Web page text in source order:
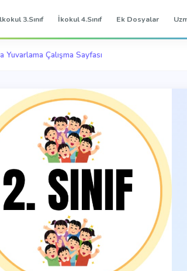
3.Sınıf İkokul 4.Sınıf Ek Dosyalar
Yuvarlama Çalışma Sayfası